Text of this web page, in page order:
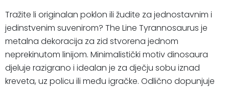
Tražite li originalan poklon ili žudite za jednostavnim i
jedinstvenim suvenirom? The Line Tyrannosaurus je
metalna dekoracija za zid stvorena jednom
neprekinutom linijom. Minimalistički motiv dinosaura
djeluje razigrano i idealan je za dječju sobu iznad
kreveta, uz policu ili među igračke. Odlično dopunjuje